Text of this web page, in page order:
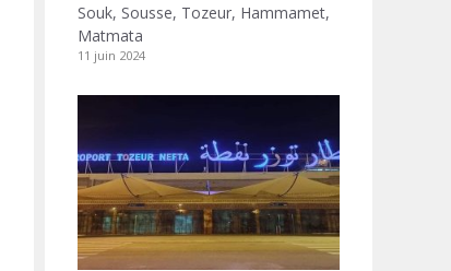
Souk, Sousse, Tozeur, Hammamet,
Matmata
11 juin 2024